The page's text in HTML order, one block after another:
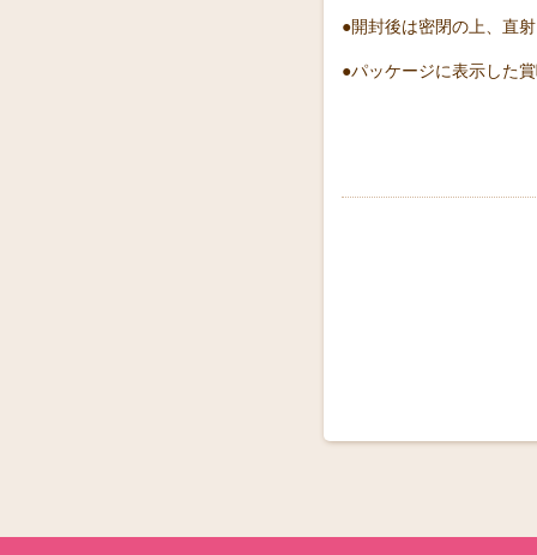
●開封後は密閉の上、直
●パッケージに表示した